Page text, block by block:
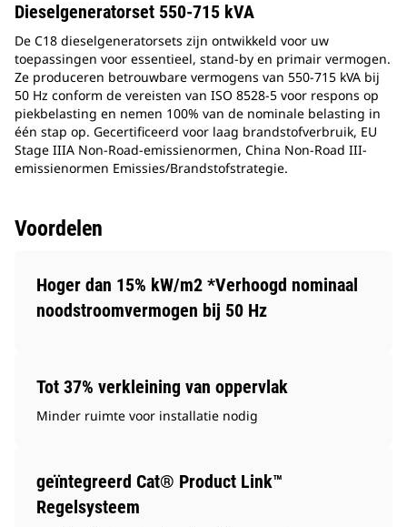
Dieselgeneratorset 550-715 kVA
De C18 dieselgeneratorsets zijn ontwikkeld voor uw
toepassingen voor essentieel, stand-by en primair vermogen.
Ze produceren betrouwbare vermogens van 550-715 kVA bij
50 Hz conform de vereisten van ISO 8528-5 voor respons op
piekbelasting en nemen 100% van de nominale belasting in
één stap op. Gecertificeerd voor laag brandstofverbruik, EU
Stage IIIA Non-Road-emissienormen, China Non-Road III-
emissienormen Emissies/Brandstofstrategie.
Voordelen
Hoger dan 15% kW/m2 *Verhoogd nominaal
noodstroomvermogen bij 50 Hz
Tot 37% verkleining van oppervlak
Minder ruimte voor installatie nodig
geïntegreerd Cat® Product Link™
Regelsysteem